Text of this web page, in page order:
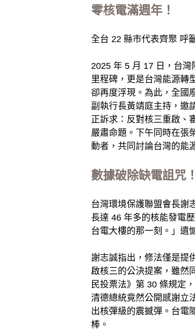
零核電滿週年！
全台 22 縣市代表齊聚 呼
2025 年 5 月 17 日，台
里程碑，更是台灣能源轉
卻再度浮現。為此，全國
副執行長黃靖庭主持，邀
正訴求：反對核三重啟、
嚴肅命題。下午同時在張
動者，共同討論台灣的能
數據破除缺電詛咒
台灣環境保護聯盟會長謝
長達 46 年多的核能發電
台電大樓的那一刻。」遺
謝志誠指出，修法僅是提
啟核三的公決提案，雖然
民投票法》第 30 條規定
清德總統竟然公開感謝立
出核彈級的震撼彈。台電
棒。